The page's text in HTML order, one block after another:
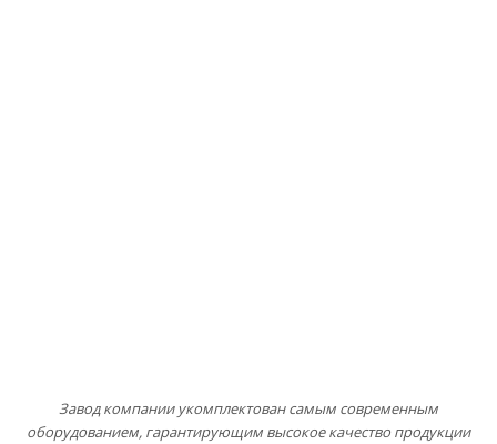
Завод компании укомплектован самым современным
оборудованием, гарантирующим высокое качество продукции